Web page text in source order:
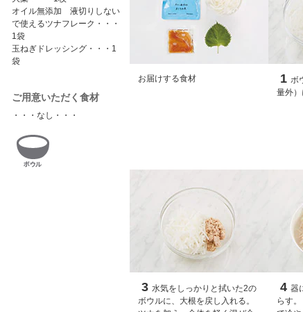
オイル無添加 液切りしない
で使えるツナフレーク・・・
1袋
玉ねぎドレッシング・・・1
袋
ご用意いただく食材
・・・なし・・・
お届けする食材 1 ボ
量外）
3 水気をしっかりと拭いた2の
ボウルに、大根を戻し入れる。
4 器
らす